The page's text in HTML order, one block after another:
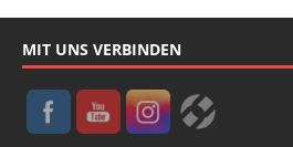
MIT UNS VERBINDEN